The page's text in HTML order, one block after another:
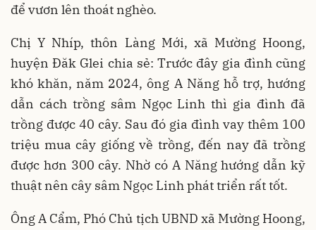
để vươn lên thoát nghèo.
Chị Y Nhíp, thôn Làng Mới, xã Mường Hoong,
huyện Đăk Glei chia sẻ: Trước đây gia đình cũng
khó khăn, năm 2024, ông A Năng hỗ trợ, hướng
dẫn cách trồng sâm Ngọc Linh thì gia đình đã
trồng được 40 cây. Sau đó gia đình vay thêm 100
triệu mua cây giống về trồng, đến nay đã trồng
được hơn 300 cây. Nhờ có A Năng hướng dẫn kỹ
thuật nên cây sâm Ngọc Linh phát triển rất tốt.
Ông A Cẩm, Phó Chủ tịch UBND xã Mường Hoong,